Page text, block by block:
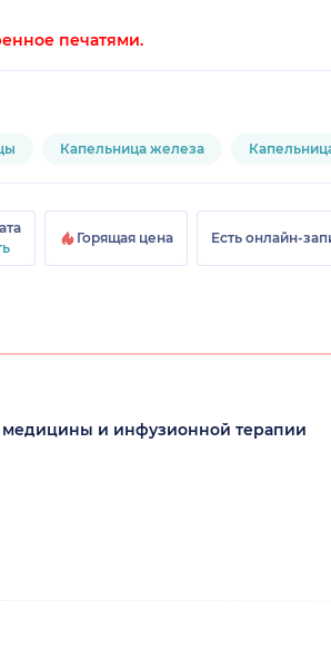
печатями.
Капельница железа
Горящая цена Есть онлайн-
и инфузионной терапии